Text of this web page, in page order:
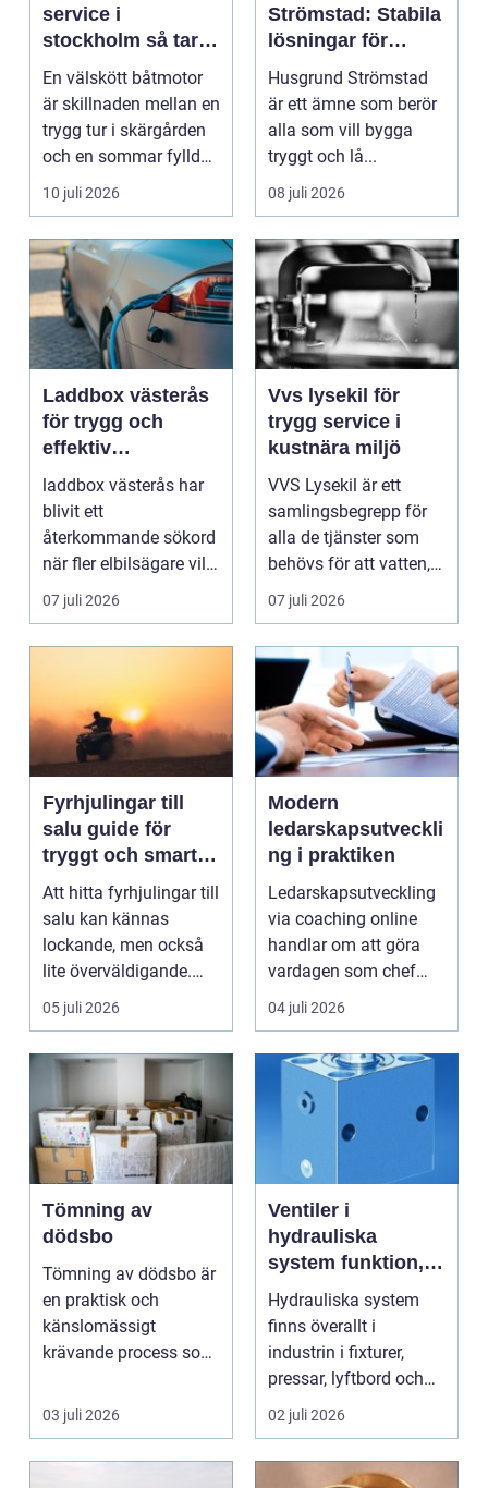
service i
stockholm så tar
du hand om din
båtmotor på rätt
sätt
En välskött båtmotor
är skillnaden mellan en
trygg tur i skärgården
och en sommar fylld
av ofrivilli...
10 juli 2026
Strömstad: Stabila
lösningar för
boende vid kusten
Husgrund Strömstad
är ett ämne som berör
alla som vill bygga
tryggt och lå...
08 juli 2026
Laddbox västerås
för trygg och
effektiv
hemmaladdning
laddbox västerås har
blivit ett
återkommande sökord
när fler elbilsägare vill
ladda hemma på ett
säk...
07 juli 2026
Vvs lysekil för
trygg service i
kustnära miljö
VVS Lysekil är ett
samlingsbegrepp för
alla de tjänster som
behövs för att vatten,
värme och avlopp ...
07 juli 2026
Fyrhjulingar till
salu guide för
tryggt och smart
köp
Att hitta fyrhjulingar till
salu kan kännas
lockande, men också
lite överväldigande.
Utbudet är stor...
05 juli 2026
Modern
ledarskapsutveckli
ng i praktiken
Ledarskapsutveckling
via coaching online
handlar om att göra
vardagen som chef
både mer h...
04 juli 2026
Tömning av
dödsbo
Tömning av dödsbo är
en praktisk och
känslomässigt
krävande process som
gång ell...
03 juli 2026
Ventiler i
hydrauliska
system funktion,
val och vanliga
användningsområ
den
Hydrauliska system
finns överallt i
industrin i fixturer,
pressar, lyftbord och
automatiserade prod...
02 juli 2026